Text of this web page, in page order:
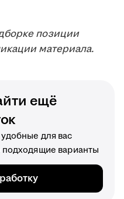
позиции
материала.
ещё
для вас
подходящие варианты